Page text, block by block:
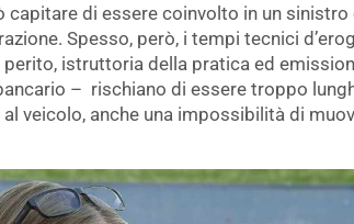
capitare di essere coinvolto in un
Spesso, però, i tempi tecnici
perito, istruttoria della pratica ed
– rischiano di essere troppo
veicolo, anche una impossibilità di